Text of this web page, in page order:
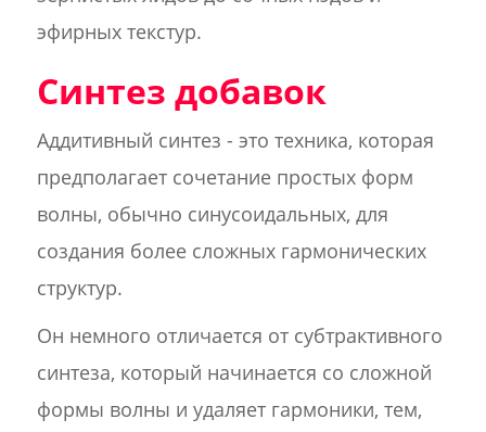
эфирных текстур.
Синтез добавок
Аддитивный синтез - это техника, которая
предполагает сочетание простых форм
волны, обычно синусоидальных, для
создания более сложных гармонических
структур.
Он немного отличается от субтрактивного
синтеза, который начинается со сложной
формы волны и удаляет гармоники, тем,